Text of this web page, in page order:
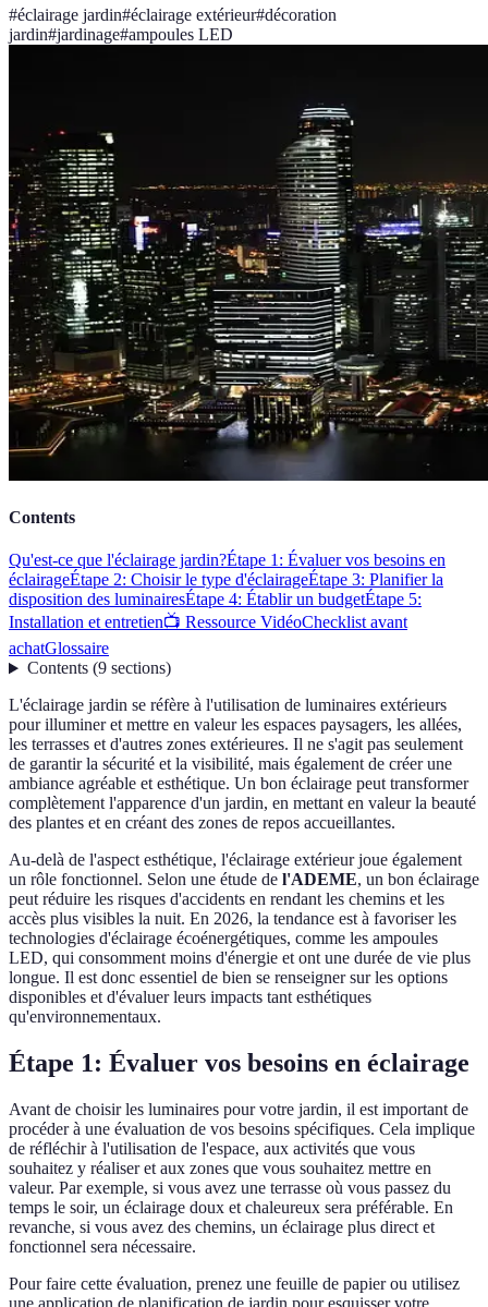
#éclairage jardin#éclairage extérieur#décoration
jardin#jardinage#ampoules LED
Contents
Qu'est-ce que l'éclairage jardin?Étape 1: Évaluer vos besoins en
éclairageÉtape 2: Choisir le type d'éclairageÉtape 3: Planifier la
disposition des luminairesÉtape 4: Établir un budgetÉtape 5:
Installation et entretien📺 Ressource VidéoChecklist avant
achatGlossaire
Contents(9 sections)
L'éclairage jardin se réfère à l'utilisation de luminaires extérieurs
pour illuminer et mettre en valeur les espaces paysagers, les allées,
les terrasses et d'autres zones extérieures. Il ne s'agit pas seulement
de garantir la sécurité et la visibilité, mais également de créer une
ambiance agréable et esthétique. Un bon éclairage peut transformer
complètement l'apparence d'un jardin, en mettant en valeur la beauté
des plantes et en créant des zones de repos accueillantes.
Au-delà de l'aspect esthétique, l'éclairage extérieur joue également
un rôle fonctionnel. Selon une étude de l'ADEME, un bon éclairage
peut réduire les risques d'accidents en rendant les chemins et les
accès plus visibles la nuit. En 2026, la tendance est à favoriser les
technologies d'éclairage écoénergétiques, comme les ampoules
LED, qui consomment moins d'énergie et ont une durée de vie plus
longue. Il est donc essentiel de bien se renseigner sur les options
disponibles et d'évaluer leurs impacts tant esthétiques
qu'environnementaux.
Étape 1: Évaluer vos besoins en éclairage
Avant de choisir les luminaires pour votre jardin, il est important de
procéder à une évaluation de vos besoins spécifiques. Cela implique
de réfléchir à l'utilisation de l'espace, aux activités que vous
souhaitez y réaliser et aux zones que vous souhaitez mettre en
valeur. Par exemple, si vous avez une terrasse où vous passez du
temps le soir, un éclairage doux et chaleureux sera préférable. En
revanche, si vous avez des chemins, un éclairage plus direct et
fonctionnel sera nécessaire.
Pour faire cette évaluation, prenez une feuille de papier ou utilisez